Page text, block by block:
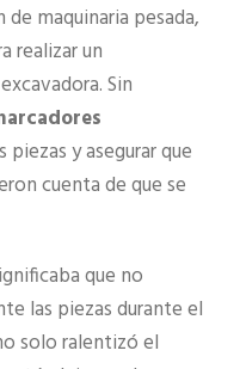
maquinaria pesada,
realizar un
Sin
y asegurar que
cuenta de que se
que no
las piezas durante el
solo ralentizó el